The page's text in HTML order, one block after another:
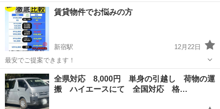
らKTムービングへ🎵 ◎◎◎店舗プロフィール◎◎◎ 閲覧いた
だき、ありがとうございます。 KTムービングの勝です。^_^ 業界
経験...
東京 新宿区 引っ越し 集客
賃貸物件でお悩みの方
新宿駅
12月22日
最安でご提案できます！
東京 新宿区 新宿駅 引っ越し 物件
全県対応 8,000円 単身の引越し 荷物の運
搬 ハイエースにて 全国対応 格…